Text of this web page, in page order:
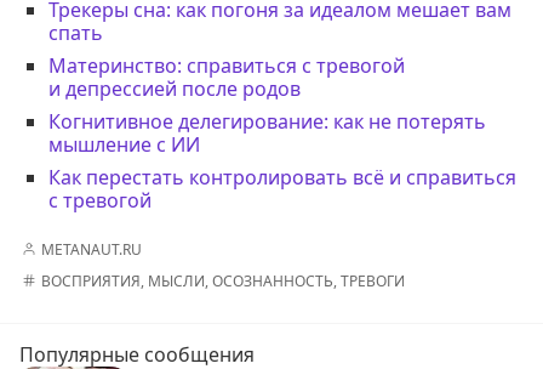
Трекеры сна: как погоня за идеалом мешает вам
спать
Материнство: справиться с тревогой
и депрессией после родов
Когнитивное делегирование: как не потерять
мышление с ИИ
Как перестать контролировать всё и справиться
с тревогой
METANAUT.RU
ВОСПРИЯТИЯ, МЫСЛИ,ОСОЗНАННОСТЬ,ТРЕВОГИ
Популярные сообщения